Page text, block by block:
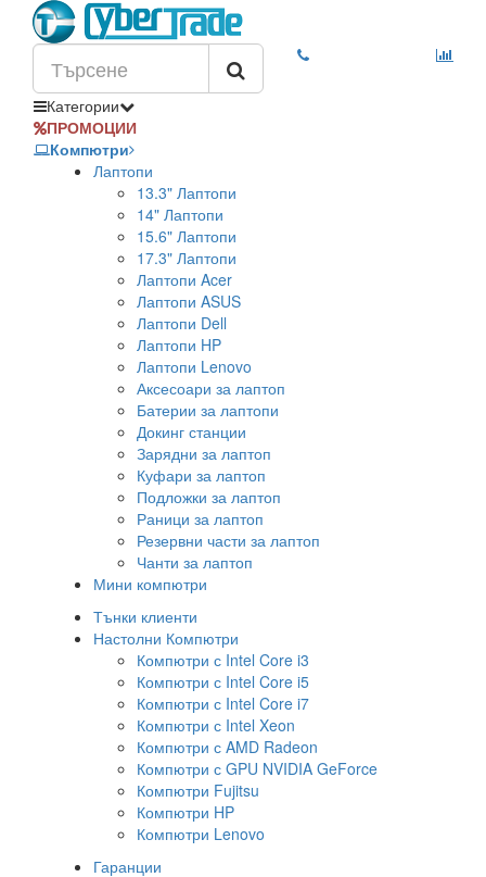
Категории
ПРОМОЦИИ
Компютри
Лаптопи
13.3" Лаптопи
14" Лаптопи
15.6" Лаптопи
17.3" Лаптопи
Лаптопи Acer
Лаптопи ASUS
Лаптопи Dell
Лаптопи HP
Лаптопи Lenovo
Аксесоари за лаптоп
Батерии за лаптопи
Докинг станции
Зарядни за лаптоп
Куфари за лаптоп
Подложки за лаптоп
Раници за лаптоп
Резервни части за лаптоп
Чанти за лаптоп
Мини компютри
Тънки клиенти
Настолни Компютри
Компютри с Intel Core i3
Компютри с Intel Core i5
Компютри с Intel Core i7
Компютри с Intel Xeon
Компютри с AMD Radeon
Компютри с GPU NVIDIA GeForce
Компютри Fujitsu
Компютри HP
Компютри Lenovo
Гаранции